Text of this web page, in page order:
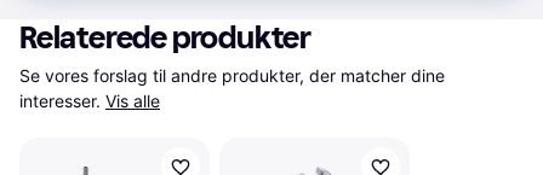
Relaterede produkter
Se vores forslag til andre produkter, der matcher dine
interesser. Vis alle